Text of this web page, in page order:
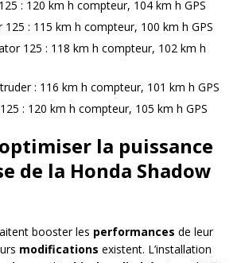
: 120 km h compteur, 104 km h GPS
125 : 115 km h compteur, 100 km h GPS
125 : 118 km h compteur, 102 km h
: 116 km h compteur, 101 km h GPS
: 120 km h compteur, 105 km h GPS
la puissance
de la Honda Shadow
booster les performances de leur
modifications existent. L’installation